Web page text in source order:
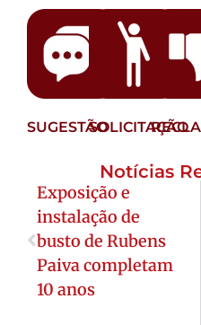
SUGESTÃOSOLICITAÇÃO
Notícias
Exposição e
instalação de
busto de Rubens
Paiva completam
10 anos